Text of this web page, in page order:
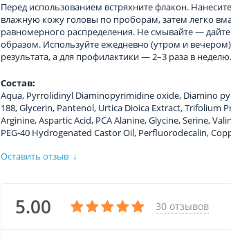
Перед использованием встряхните флакон.
влажную кожу головы по проборам, затем легко
равномерного распределения. Не смывайте —
образом. Используйте ежедневно (утром и
результата, а для профилактики — 2–3 раза в неделю.
Состав:
Aqua, Pyrrolidinyl Diaminopyrimidine oxide, Diamino
188, Glycerin, Pantenol, Urtica Dioica Extract, Trifolium
Arginine, Aspartic Acid, PCA Alanine, Glycine, Serine,
PEG-40 Hydrogenated Castor Oil, Perfluorodecalin,
Оставить отзыв ↓
5.00 30 отзывов